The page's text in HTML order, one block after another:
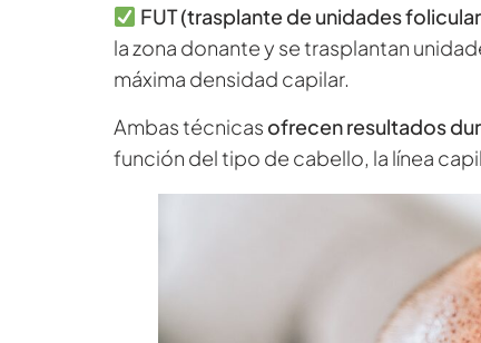
FUT (trasplante de unidades
la zona donante y se trasplantan
máxima densidad capilar.
Ambas técnicas ofrecen resultados
función del tipo de cabello, la línea